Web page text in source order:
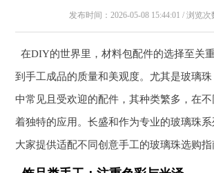
发布时间：2026-05-08 15:44:01 / 浏览次
在DIY的世界里，材料包配件的选择至关
到手工成品的质量和美观度。尤其是玻璃
中常见且受欢迎的配件，其种类繁多，在
着独特的应用。长盛和作为专业的玻璃珠
大家提供适配不同创意手工的玻璃珠选购指